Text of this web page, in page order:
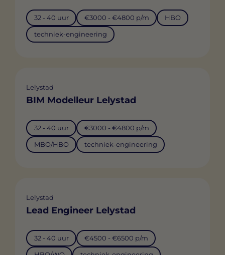
32 - 40 uur €3000 - €4800 p/m HBO
techniek-engineering
Lelystad
BIM Modelleur Lelystad
32 - 40 uur €3000 - €4800 p/m
MBO/HBO techniek-engineering
Lelystad
Lead Engineer Lelystad
32 - 40 uur €4500 - €6500 p/m